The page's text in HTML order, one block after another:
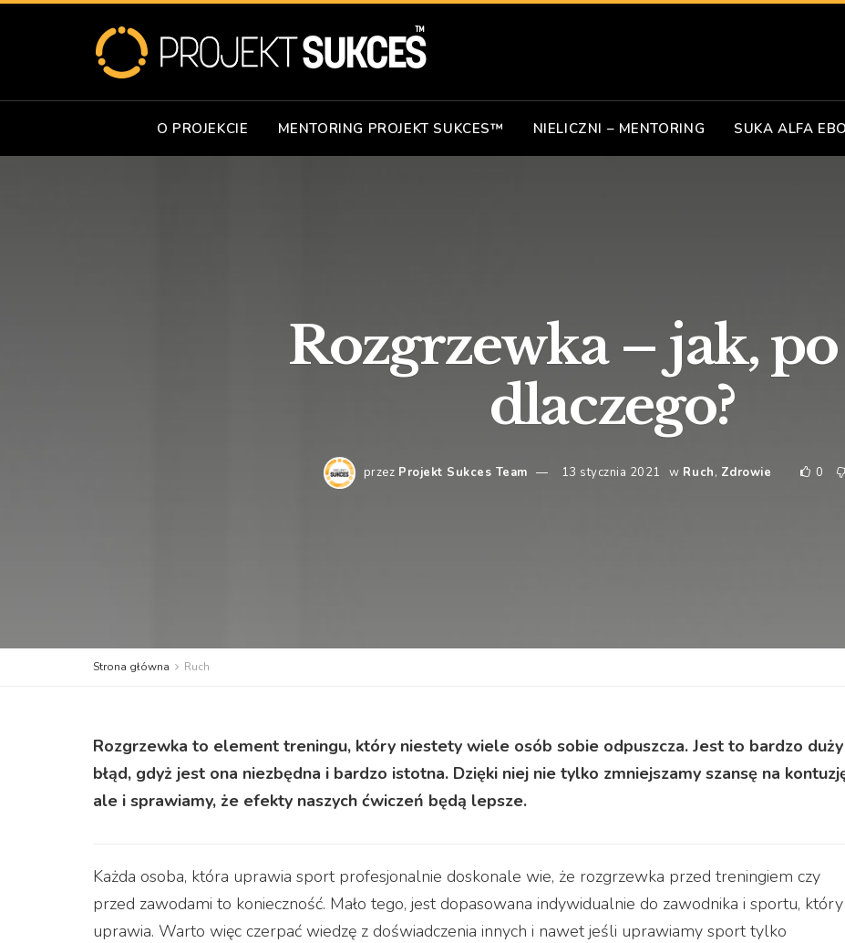
O PROJEKCIE MENTORING PROJEKT SUKCES™ NIELICZNI – MENTORING SUKA ALFA
Rozgrzewka – jak,
dlaczego?
przez Projekt Sukces Team 13 stycznia 2021 w Ruch, Zdrowie 0
Strona główna Ruch
Rozgrzewka to element treningu, który niestety wiele osób sobie odpuszcza. Jest to bardzo duży
błąd, gdyż jest ona niezbędna i bardzo istotna. Dzięki niej nie tylko zmniejszamy szansę na
ale i sprawiamy, że efekty naszych ćwiczeń będą lepsze.
Każda osoba, która uprawia sport profesjonalnie doskonale wie, że rozgrzewka przed treningiem czy
przed zawodami to konieczność. Mało tego, jest dopasowana indywidualnie do zawodnika i sportu, który
uprawia. Warto więc czerpać wiedzę z doświadczenia innych i nawet jeśli uprawiamy sport tylko